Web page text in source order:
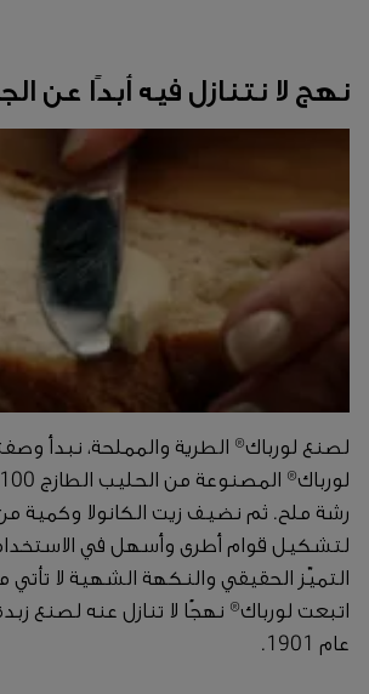
نهج لا نتنازل فيه أبدًا عن
لصنع لورباك® الطرية والمملحة، نبدأ
رشة ملح. ثم نضيف زيت الكانولا وكمية
لتشكيل قوام أطرى وأسهل في
التميّز الحقيقي والنكهة الشهية لا تأتي
اتبعت لورباك® نهجًا لا تنازل عنه لصنع
عام 1901.